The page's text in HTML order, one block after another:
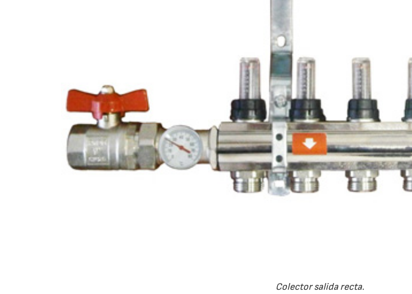
Colector salida recta.